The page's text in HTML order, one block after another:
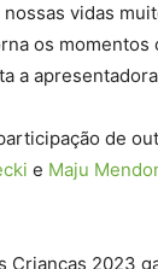
vidas
os momentos
a
de
e Maju
Crianças 2023